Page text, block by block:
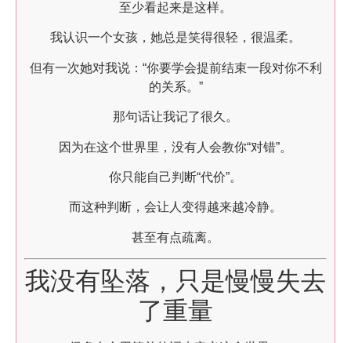
至少看起来是这样。
我认识一个女孩，她总是笑得很轻，很温柔。
但有一次她对我说：“你要学会提前结束一段对你不利
的关系。”
那句话让我记了很久。
因为在这个世界里，没有人会教你“对错”。
你只能自己判断“代价”。
而这种判断，会让人变得越来越冷静。
甚至有点疏离。
我没有坠落，只是慢慢失去
了重量